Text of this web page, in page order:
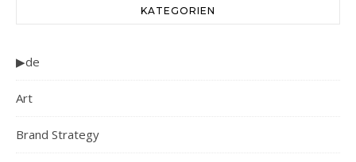
KATEGORIEN
▶de
Art
Brand Strategy